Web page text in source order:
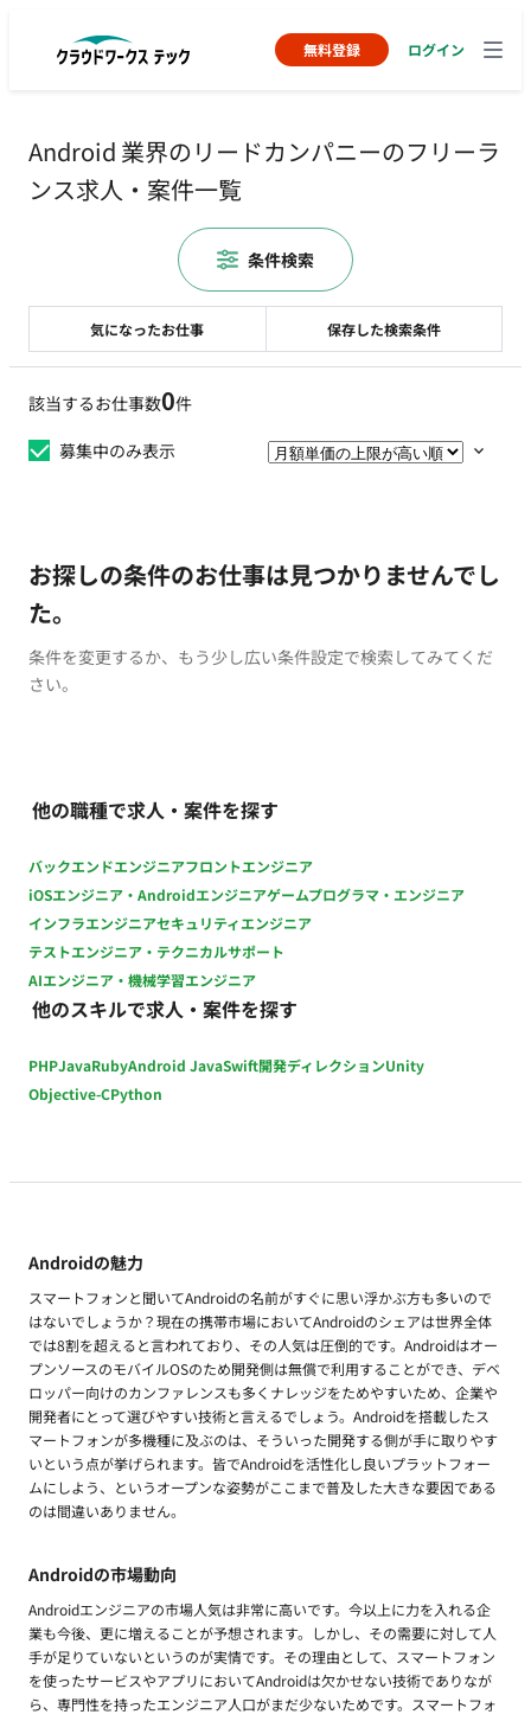
無料登録 ログイン
Android 業界のリードカンパニーのフリーラ
ンス求人・案件一覧
該当するお仕事数0件
募集中のみ表示
お探しの条件のお仕事は見つかりませんでし
た。
条件を変更するか、もう少し広い条件設定で検索してみてくだ
さい。
他の職種で求人・案件を探す
バックエンドエンジニアフロントエンジニア
iOSエンジニア・Androidエンジニアゲームプログラマ・エンジニア
インフラエンジニアセキュリティエンジニア
テストエンジニア・テクニカルサポート
AIエンジニア・機械学習エンジニア
他のスキルで求人・案件を探す
PHPJavaRubyAndroid JavaSwift開発ディレクションUnity
Objective-CPython
Androidの魅力
スマートフォンと聞いてAndroidの名前がすぐに思い浮かぶ方も多いので
はないでしょうか？現在の携帯市場においてAndroidのシェアは世界全体
では8割を超えると言われており、その人気は圧倒的です。Androidはオー
プンソースのモバイルOSのため開発側は無償で利用することができ、デベ
ロッパー向けのカンファレンスも多くナレッジをためやすいため、企業や
開発者にとって選びやすい技術と言えるでしょう。Androidを搭載したス
マートフォンが多機種に及ぶのは、そういった開発する側が手に取りやす
いという点が挙げられます。皆でAndroidを活性化し良いプラットフォー
ムにしよう、というオープンな姿勢がここまで普及した大きな要因である
のは間違いありません。
Androidの市場動向
Androidエンジニアの市場人気は非常に高いです。今以上に力を入れる企
業も今後、更に増えることが予想されます。しかし、その需要に対して人
手が足りていないというのが実情です。その理由として、スマートフォン
を使ったサービスやアプリにおいてAndroidは欠かせない技術でありなが
ら、専門性を持ったエンジニア人口がまだ少ないためです。スマートフォ
気になったお仕事 保存した検索条件
条件検索